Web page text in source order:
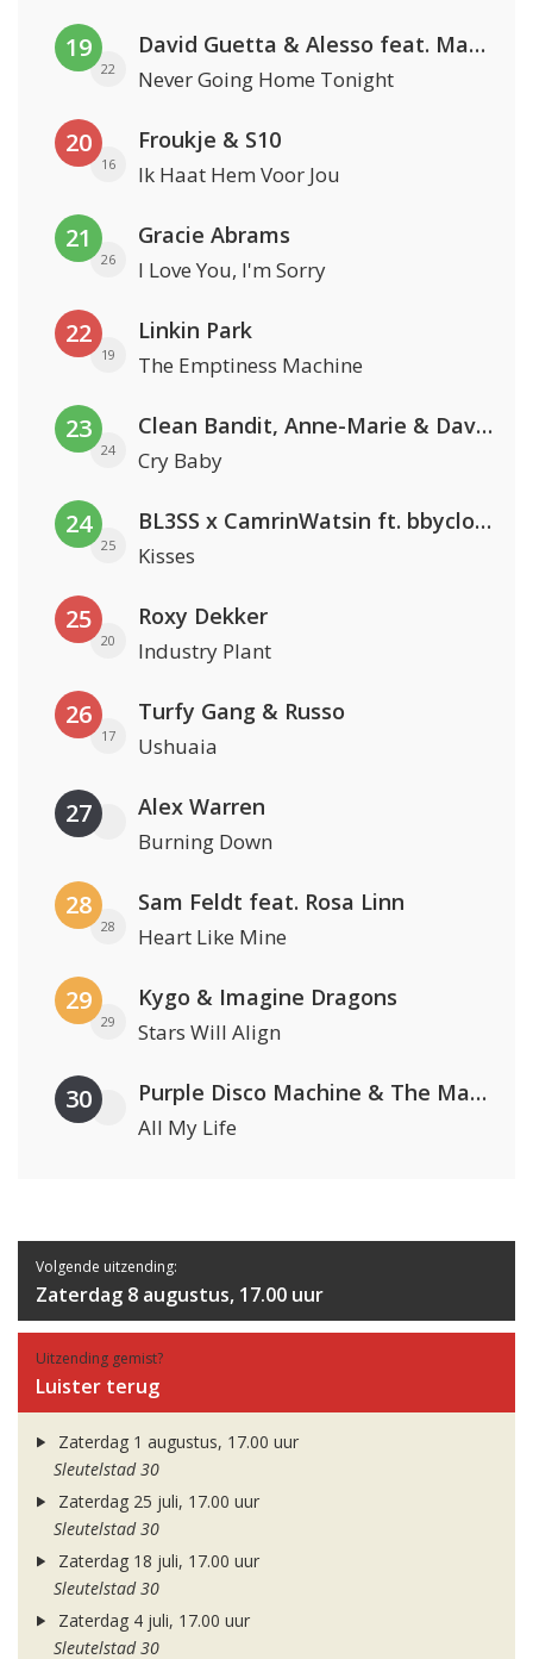
19
22
David Guetta & Alesso feat. Madison Love
Never Going Home Tonight
20
16
Froukje & S10
Ik Haat Hem Voor Jou
21
26
Gracie Abrams
I Love You, I'm Sorry
22
19
Linkin Park
The Emptiness Machine
23
24
Clean Bandit, Anne-Marie & David Guetta
Cry Baby
24
25
BL3SS x CamrinWatsin ft. bbyclose
Kisses
25
20
Roxy Dekker
Industry Plant
26
17
Turfy Gang & Russo
Ushuaia
27 Alex Warren
Burning Down
28
28
Sam Feldt feat. Rosa Linn
Heart Like Mine
29
29
Kygo & Imagine Dragons
Stars Will Align
30 Purple Disco Machine & The Magician
All My Life
Volgende uitzending:
Zaterdag 8 augustus, 17.00 uur
Uitzending gemist?
Luister terug
Zaterdag 1 augustus, 17.00 uur
Sleutelstad 30
Zaterdag 25 juli, 17.00 uur
Sleutelstad 30
Zaterdag 18 juli, 17.00 uur
Sleutelstad 30
Zaterdag 4 juli, 17.00 uur
Sleutelstad 30